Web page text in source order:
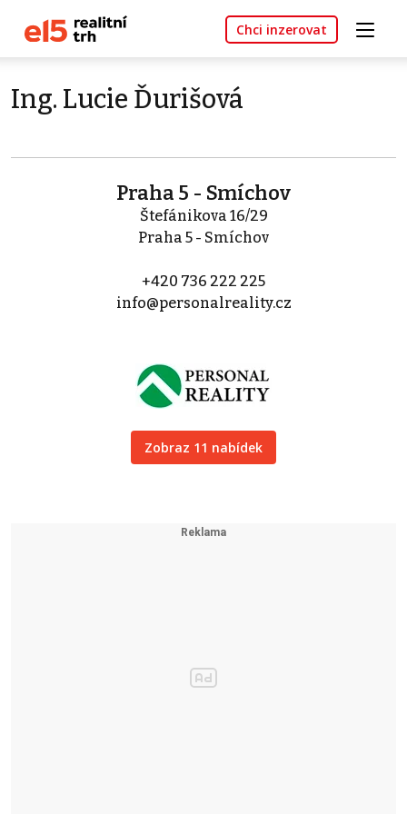
Chci inzerovat
Ing. Lucie Ďurišová
Praha 5 - Smíchov
Štefánikova 16/29
Praha 5 - Smíchov
+420 736 222 225
info@personalreality.cz
Zobraz 11 nabídek